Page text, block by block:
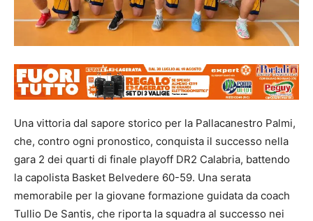
Una vittoria dal sapore storico per la Pallacanestro Palmi,
che, contro ogni pronostico, conquista il successo nella
gara 2 dei quarti di finale playoff DR2 Calabria, battendo
la capolista Basket Belvedere 60-59. Una serata
memorabile per la giovane formazione guidata da coach
Tullio De Santis, che riporta la squadra al successo nei